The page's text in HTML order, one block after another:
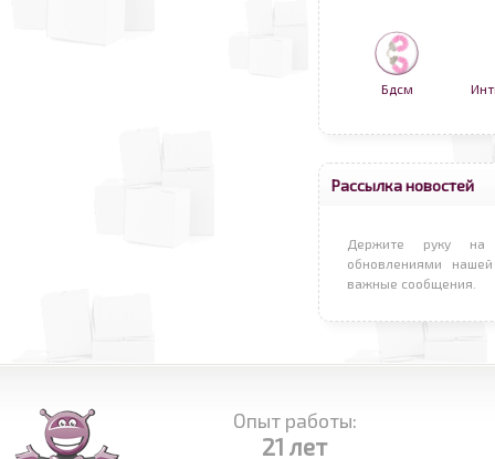
Бдсм
Рассылка новостей
Держите руку на
обновлениями
важные сообщения.
Опыт работы:
21 лет